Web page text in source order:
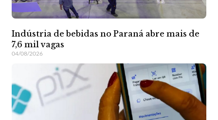
Indústria de bebidas no Paraná abre mais de
7,6 mil vagas
04/08/2026